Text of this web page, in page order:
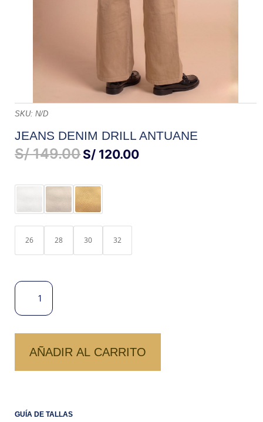
SKU:N/D
JEANS DENIM DRILL ANTUANE
S/149.00 EL
ERA:
S/ 149.00.
S/ 120.00EL
26 28 30 32
JEANS
DENIM
DRILL
AÑADIR AL CARRITO
GUÍA DE TALLAS